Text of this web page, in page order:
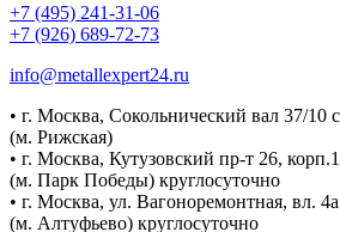
+7 (495) 241-31-06
+7 (926) 689-72-73
info@metallexpert24.ru
• г. Москва, Сокольнический вал 37/10
(м. Рижская)
• г. Москва, Кутузовский пр-т 26, корп.1
(м. Парк Победы) круглосуточно
• г. Москва, ул. Вагоноремонтная, вл. 4а
(м. Алтуфьево) круглосуточно